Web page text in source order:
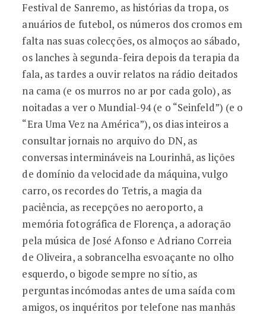
Festival de Sanremo, as histórias da tropa, os
anuários de futebol, os números dos cromos em
falta nas suas colecções, os almoços ao sábado,
os lanches à segunda-feira depois da terapia da
fala, as tardes a ouvir relatos na rádio deitados
na cama (e os murros no ar por cada golo), as
noitadas a ver o Mundial-94 (e o “Seinfeld”) (e o
“Era Uma Vez na América”), os dias inteiros a
consultar jornais no arquivo do DN, as
conversas intermináveis na Lourinhã, as lições
de domínio da velocidade da máquina, vulgo
carro, os recordes do Tetris, a magia da
paciência, as recepções no aeroporto, a
memória fotográfica de Florença, a adoração
pela música de José Afonso e Adriano Correia
de Oliveira, a sobrancelha esvoaçante no olho
esquerdo, o bigode sempre no sítio, as
perguntas incómodas antes de uma saída com
amigos, os inquéritos por telefone nas manhãs